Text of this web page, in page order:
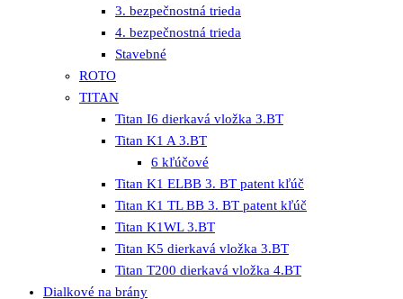
3. bezpečnostná trieda
4. bezpečnostná trieda
Stavebné
ROTO
TITAN
Titan I6 dierkavá vložka 3.BT
Titan K1 A 3.BT
6 kľúčové
Titan K1 ELBB 3. BT patent kľúč
Titan K1 TL BB 3. BT patent kľúč
Titan K1WL 3.BT
Titan K5 dierkavá vložka 3.BT
Titan T200 dierkavá vložka 4.BT
Dialkové na brány